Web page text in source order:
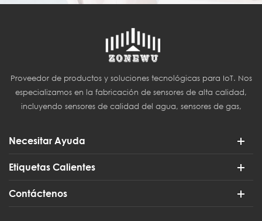
Proveedor de productos y soluciones tecnológicas para IoT. Nos
especializamos en la fabricación de sensores de alta calidad,
incluyendo sensores de calidad del agua, sensores de gas,
Necesitar Ayuda
Etiquetas Calientes
Contáctenos